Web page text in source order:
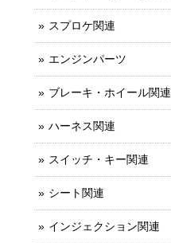
スプロケ関連
エンジンパーツ
ブレーキ・ホイール関連
ハーネス関連
スイッチ・キー関連
シート関連
インジェクション関連